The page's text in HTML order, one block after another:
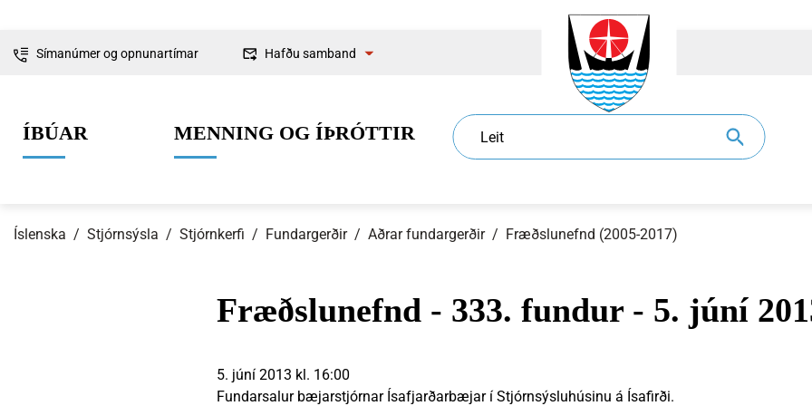
Leit
Símanúmer og opnunartímar Hafðu samband
ÍBÚAR
Grunnskólaaldur Eldri borgarar
MENNING OG ÍÞRÓTTIR
Íþróttir Sundlaugar
Byggingarmál Sorphirða og -förgun
Stjórnkerfi Ráð og nefndir
Íslenska / Stjórnsýsla / Stjórnkerfi / Fundargerðir / Aðrar fundargerðir / Fræðslunefnd (2005-2017)
Fræðslunefnd - 333. fundur - 5. júní
5. júní 2013 kl. 16:00
Fundarsalur bæjarstjórnar Ísafjarðarbæjar í Stjórnsýsluhúsinu á Ísafirði.